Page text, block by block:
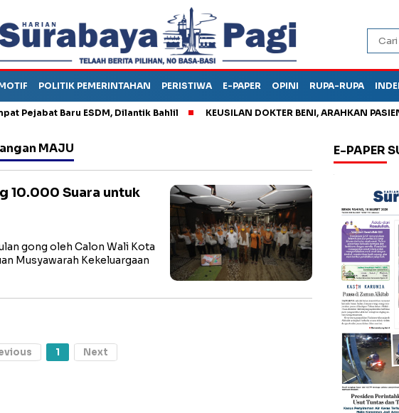
POLITIK PEMERINTAHAN PERISTIWA E-PAPER OPINI RUPA-RUPA
Baru ESDM, Dilantik Bahlil KEUSILAN DOKTER BENI, ARAHKAN PASIEN
MAJU
10.000 Suara untuk
gong oleh Calon Wali Kota
Musyawarah Kekeluargaan
1 Next
E-PAPER